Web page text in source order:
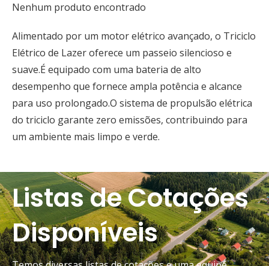
Nenhum produto encontrado
Alimentado por um motor elétrico avançado, o Triciclo
Elétrico de Lazer oferece um passeio silencioso e
suave.É equipado com uma bateria de alto
desempenho que fornece ampla potência e alcance
para uso prolongado.O sistema de propulsão elétrica
do triciclo garante zero emissões, contribuindo para
um ambiente mais limpo e verde.
Listas de Cotações
Disponíveis